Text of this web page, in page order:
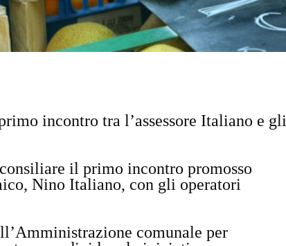
incontro tra l’assessore Italiano e gli
il primo incontro promosso
Nino Italiano, con gli operatori
comunale per